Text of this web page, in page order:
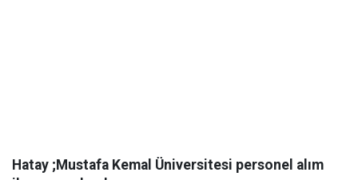
Hatay ;Mustafa Kemal Üniversitesi personel alım